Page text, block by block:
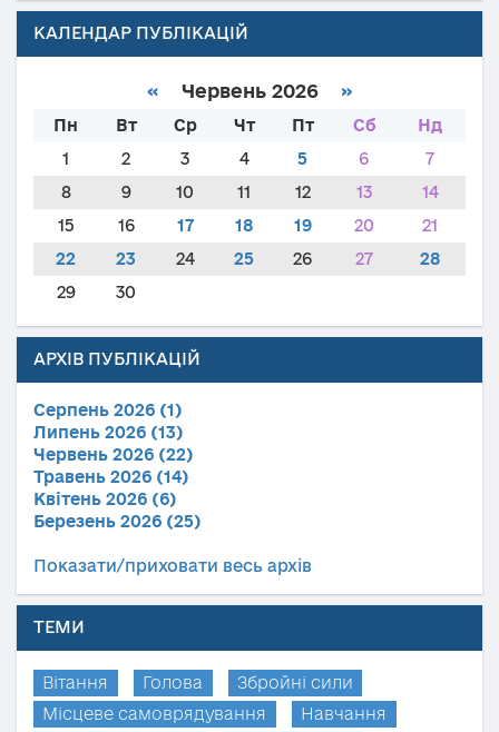
КАЛЕНДАР ПУБЛІКАЦІЙ
« Червень 2026 »
Пн Вт Ср Чт Пт Сб
Нд
1
2 3 4 5 6
7
8
9 10 11 12 13
14
15
16 17 18 19 20
21
22
23 24 25 26 27
28
29
30
АРХІВ ПУБЛІКАЦІЙ
Серпень 2026 (1)
Липень 2026 (13)
Червень 2026 (22)
Травень 2026 (14)
Квітень 2026 (6)
Березень 2026 (25)
Показати/приховати весь архів
ТЕМИ
Вітання Голова
Збройні сили
Місцеве самоврядування
Навчання